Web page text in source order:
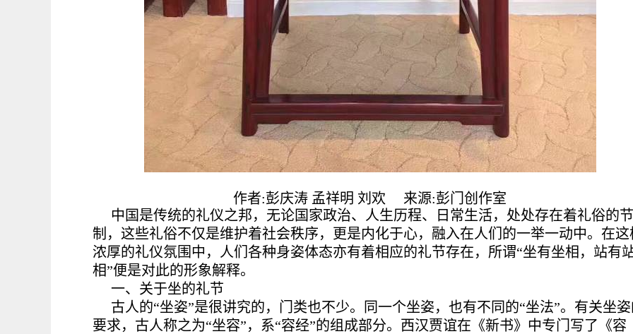
作者:彭庆涛 孟祥明 刘欢 来源:彭门创作室
中国是传统的礼仪之邦，无论国家政治、人生历程、日常生活，处处存在着礼俗的节
制，这些礼俗不仅是维护着社会秩序，更是内化于心，融入在人们的一举一动中。在这
浓厚的礼仪氛围中，人们各种身姿体态亦有着相应的礼节存在，所谓“坐有坐相，站有
相”便是对此的形象解释。
一、关于坐的礼节
古人的“坐姿”是很讲究的，门类也不少。同一个坐姿，也有不同的“坐法”。有关坐
要求，古人称之为“坐容”，系“容经”的组成部分。西汉贾谊在《新书》中专门写了《容